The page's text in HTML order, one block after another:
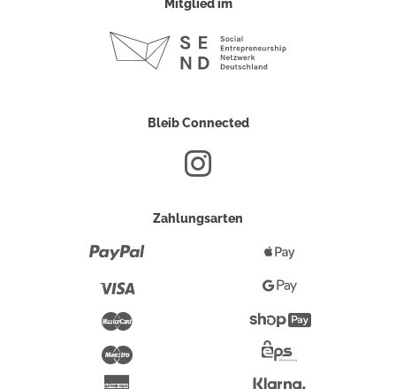
Mitglied im
Bleib Connected
Zahlungsarten
Maestro
Pay
Google
PayShopify
Überweisung